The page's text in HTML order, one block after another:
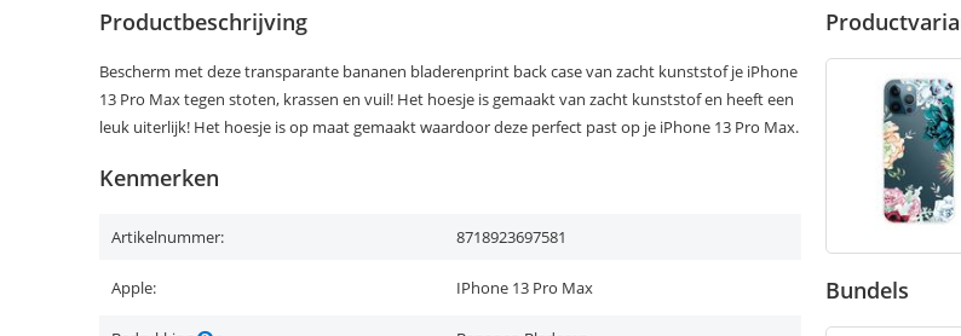
Productbeschrijving
Bescherm met deze transparante bananen bladerenprint back case van zacht kunststof je iPhone
13 Pro Max tegen stoten, krassen en vuil! Het hoesje is gemaakt van zacht kunststof en heeft een
leuk uiterlijk! Het hoesje is op maat gemaakt waardoor deze perfect past op je iPhone 13 Pro Max.
Kenmerken
Artikelnummer: 8718923697581
Apple: IPhone 13 Pro Max Bundels